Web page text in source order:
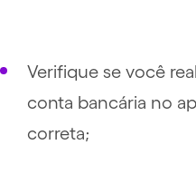
Verifique se você
conta bancária no
correta;